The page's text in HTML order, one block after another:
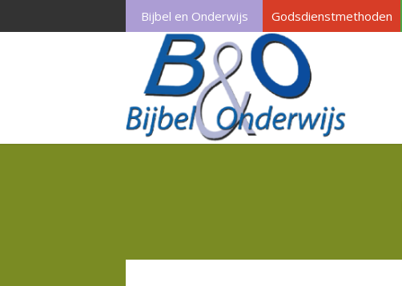
Bijbel en Onderwijs Godsdienstmethoden